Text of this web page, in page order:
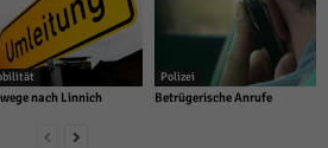
nach Linnich
Polizei
Betrügerische Anrufe